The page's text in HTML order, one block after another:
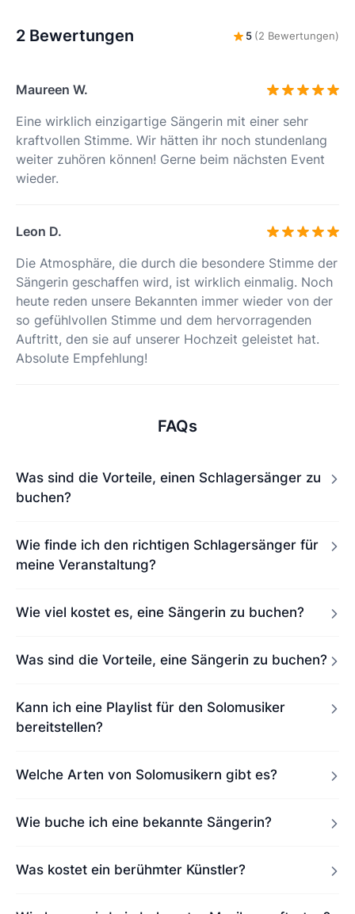
2 Bewertungen 5 (2 Bewertungen)
Maureen W.
Eine wirklich einzigartige Sängerin mit einer sehr
kraftvollen Stimme. Wir hätten ihr noch stundenlang
weiter zuhören können! Gerne beim nächsten Event
wieder.
Leon D.
Die Atmosphäre, die durch die besondere Stimme der
Sängerin geschaffen wird, ist wirklich einmalig. Noch
heute reden unsere Bekannten immer wieder von der
so gefühlvollen Stimme und dem hervorragenden
Auftritt, den sie auf unserer Hochzeit geleistet hat.
Absolute Empfehlung!
FAQs
Was sind die Vorteile, einen Schlagersänger zu
buchen?
Wie finde ich den richtigen Schlagersänger für
meine Veranstaltung?
Wie viel kostet es, eine Sängerin zu buchen?
Was sind die Vorteile, eine Sängerin zu buchen?
Kann ich eine Playlist für den Solomusiker
bereitstellen?
Welche Arten von Solomusikern gibt es?
Wie buche ich eine bekannte Sängerin?
Was kostet ein berühmter Künstler?